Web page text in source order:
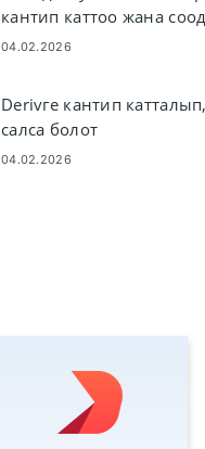
кантип каттоо жана
кылуу керек
04.02.2026
Derivге кантип
салса болот
04.02.2026